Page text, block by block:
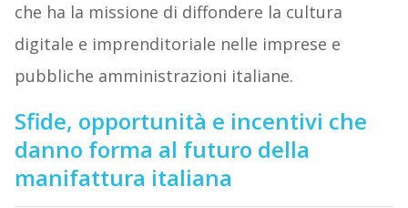
che ha la missione di diffondere la cultura
digitale e imprenditoriale nelle imprese e
pubbliche amministrazioni italiane.
Sfide, opportunità e incentivi che
danno forma al futuro della
manifattura italiana